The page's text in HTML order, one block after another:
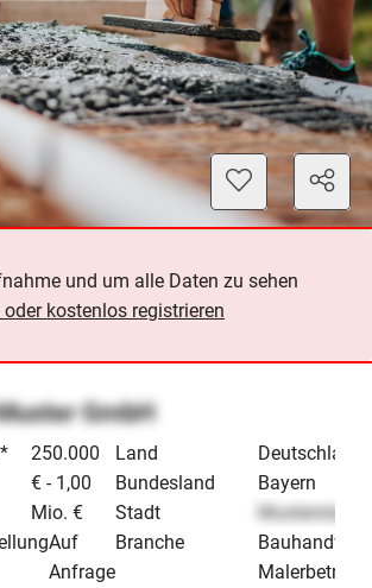
und um alle Daten zu sehen
kostenlos registrieren
GmbH
250.000
€ - 1,00
Mio. €
Auf
Anfrage
Land
Deutschland
Bundesland
Bayern
Stadt
Musterstadt
Branche
Malerbetrieb